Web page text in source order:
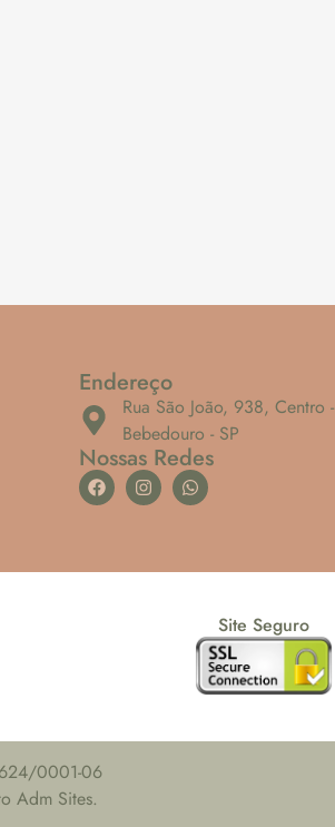
Endereço
Rua São João, 938, Centro -
Bebedouro - SP
Nossas Redes
Site Seguro
0001-06
Adm Sites.